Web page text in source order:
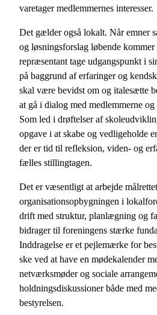
varetager medlemmernes interesser.
Det gælder også lokalt. Når emner
og løsningsforslag løbende
repræsentant tage udgangspunkt i
på baggrund af erfaringer og
skal være bevidst om og italesætte
at gå i dialog med medlemmerne
Som led i drøftelser af
opgave i at skabe og vedligeholde
der er tid til refleksion, viden- og
fælles stillingtagen.
Det er væsentligt at arbejde
organisationsopbygningen i
drift med struktur, planlægning og
bidrager til foreningens stærke
Inddragelse er et pejlemærke for
ske ved at have en mødekalender
netværksmøder og sociale
holdningsdiskussioner både med
bestyrelsen.